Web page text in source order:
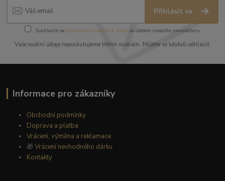
Přihlásit se
Souhlasím se zpracováním osobních údajůza účelem rozesílky newsletteru.
Vaše osobní údaje neposkytujeme třetím osobám. Můžete se kdykoli odhlásit.
Informace pro zákazníky
Obchodní podmínky
Doprava a platba
Vrácení, výměna a reklamace
🎁Vrácení nevhodného dárku
Kontakty